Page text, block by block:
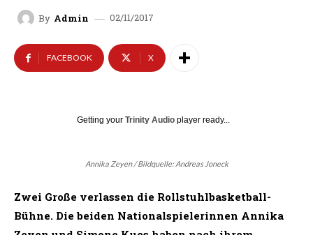
By Admin 02/11/2017
FACEBOOK X
Getting your Trinity Audio player ready...
Annika Zeyen / Bildquelle: Andreas Joneck
Zwei Große verlassen die Rollstuhlbasketball-
Bühne. Die beiden Nationalspielerinnen Annika